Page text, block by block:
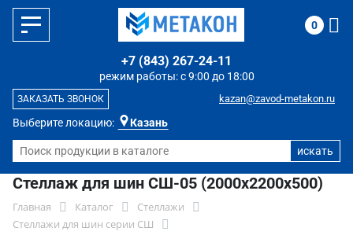
Выберите локацию: Казань
режим работы: с 9:00 до 18:00
+7 (843) 267-24-11
kazan@zavod-metakon.ru
ЗАКАЗАТЬ ЗВОНОК
0
Стеллаж для шин СШ-05 (2000х2200х500)
Главная Каталог
Стеллажи
Стеллажи для шин серии СШ